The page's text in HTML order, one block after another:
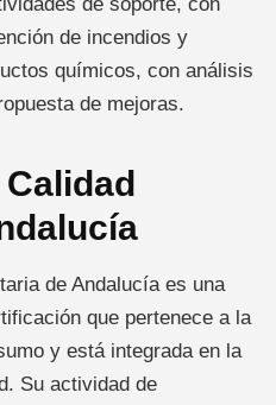
de incendios y
químicos, con análisis
de mejoras.
de Andalucía es una
que pertenece a la
y está integrada en la
Su actividad de